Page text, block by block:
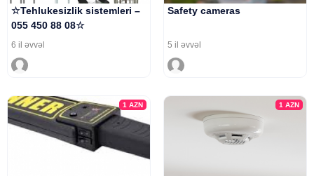
☆Tehlukesizlik sistemleri –
055 450 88 08☆
6 il əvvəl
Safety cameras
5 il əvvəl
1AZN 1 AZN